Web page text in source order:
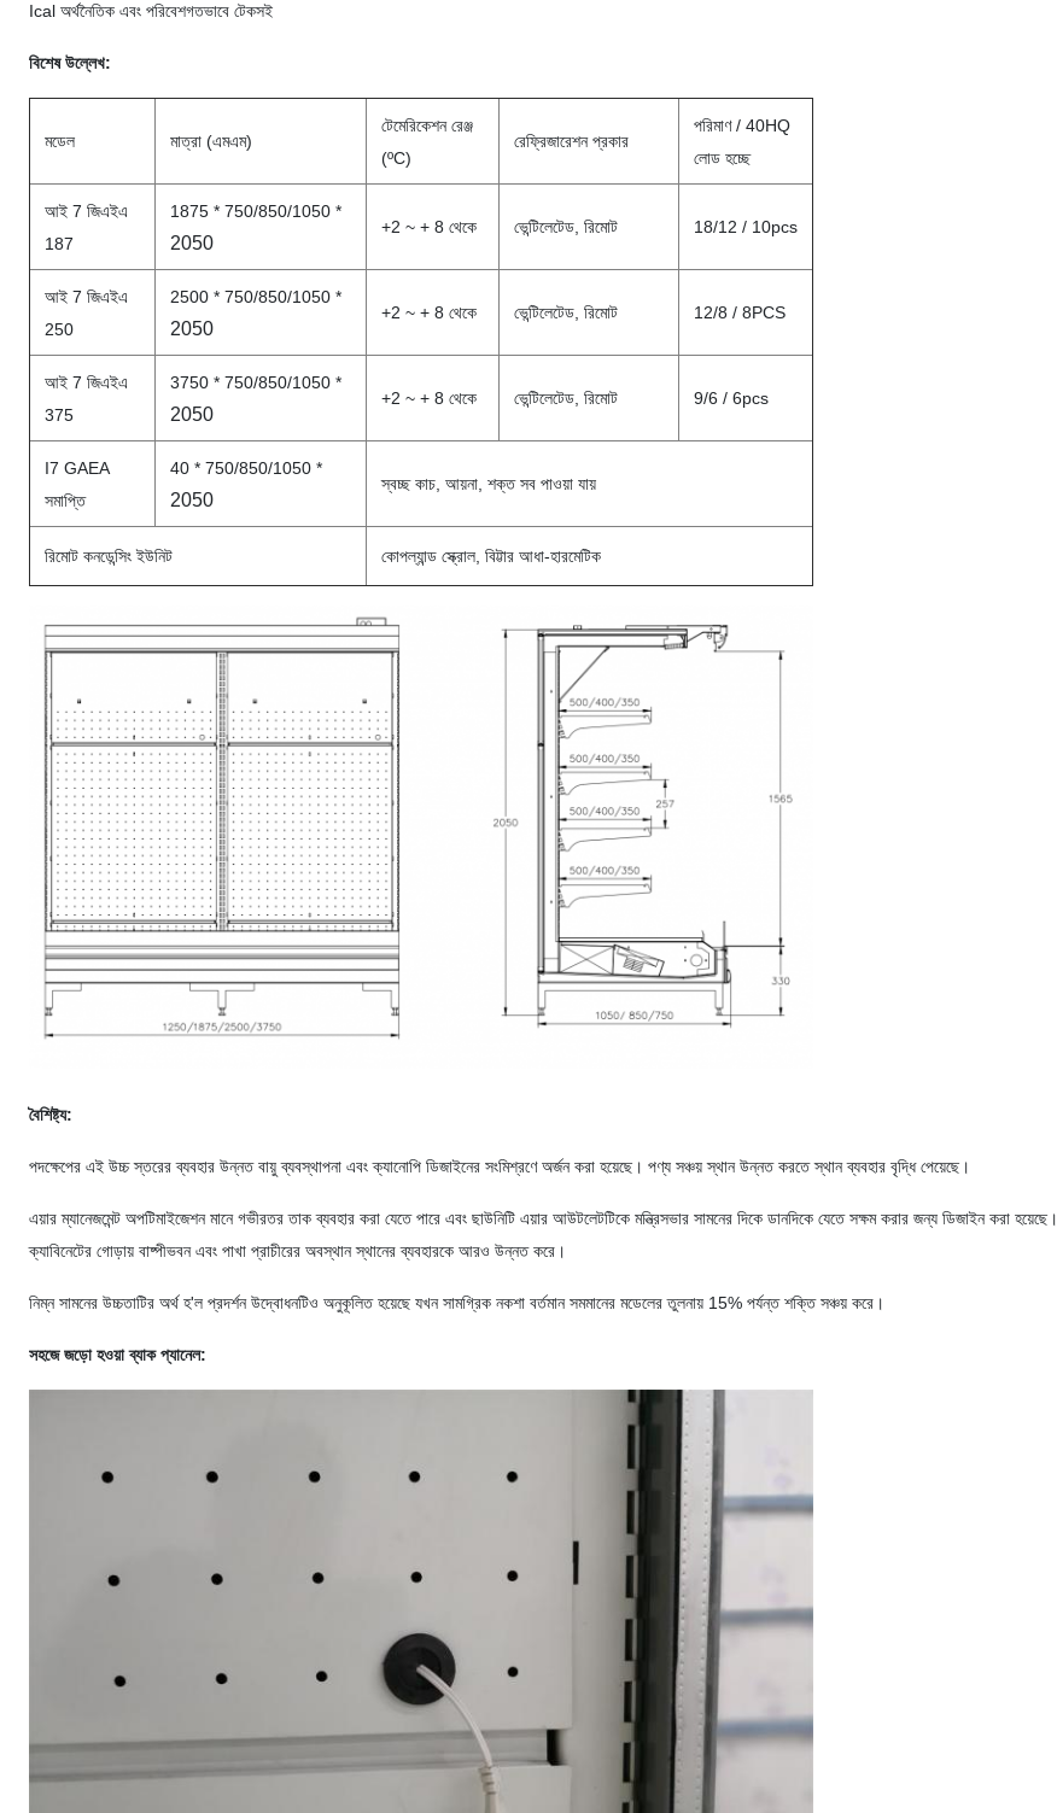
Ical অর্থনৈতিক এবং পরিবেশগতভাবে টেকসই
বিশেষ উল্লেখ:
মডেল মাত্রা (এমএম)
টেমেরিকেশন রেঞ্জ
(ºC)
রেফ্রিজারেশন প্রকার
পরিমাণ / 40HQ
লোড হচ্ছে
আই 7 জিএইএ
187
1875 * 750/850/1050 *
2050
+2 ~ + 8 থেকে ভেন্টিলেটেড, রিমোট 18/12 / 10pcs
আই 7 জিএইএ
250
2500 * 750/850/1050 *
2050
+2 ~ + 8 থেকে ভেন্টিলেটেড, রিমোট 12/8 / 8PCS
আই 7 জিএইএ
375
3750 * 750/850/1050 *
2050
+2 ~ + 8 থেকে ভেন্টিলেটেড, রিমোট 9/6 / 6pcs
I7 GAEA
সমাপ্তি
40 * 750/850/1050 *
2050
স্বচ্ছ কাচ, আয়না, শক্ত সব পাওয়া যায়
রিমোট কনডেন্সিং ইউনিট কোপল্যান্ড স্ক্রোল, বিট্টার আধা-হারমেটিক
বৈশিষ্ট্য:
পদক্ষেপের এই উচ্চ স্তরের ব্যবহার উন্নত বায়ু ব্যবস্থাপনা এবং ক্যানোপি ডিজাইনের সংমিশ্রণে অর্জন করা হয়েছে। পণ্য সঞ্চয় স্থান উন্নত করতে স্থান ব্যবহার বৃদ্ধি পেয়েছে।
এয়ার ম্যানেজমেন্ট অপটিমাইজেশন মানে গভীরতর তাক ব্যবহার করা যেতে পারে এবং ছাউনিটি এয়ার আউটলেটটিকে মন্ত্রিসভার সামনের দিকে ডানদিকে যেতে সক্ষম করার জন্য ডিজাইন করা হয়েছে।
ক্যাবিনেটের গোড়ায় বাষ্পীভবন এবং পাখা প্রাচীরের অবস্থান স্থানের ব্যবহারকে আরও উন্নত করে।
নিম্ন সামনের উচ্চতাটির অর্থ হ'ল প্রদর্শন উদ্বোধনটিও অনুকূলিত হয়েছে যখন সামগ্রিক নকশা বর্তমান সমমানের মডেলের তুলনায় 15% পর্যন্ত শক্তি সঞ্চয় করে।
সহজে জড়ো হওয়া ব্যাক প্যানেল: